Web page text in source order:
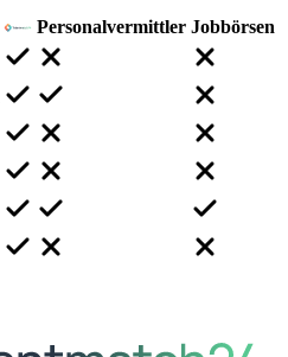
Personalvermittler Jobbörsen